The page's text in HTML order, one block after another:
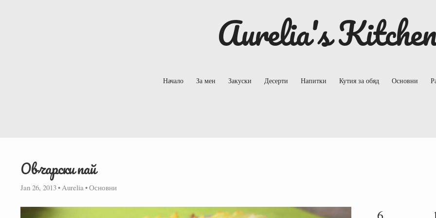
Aurelia's
Начало За мен Закуски Десерти Напитки Кутия за обяд Основни
Овчарски пай
Jan 26, 2013• Aurelia •Основни